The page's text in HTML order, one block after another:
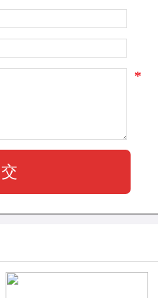
色彩。创始人MR.C是
家庭贫困的他从小就
偶然的机会，他看到
一动为自己制作了一
确定自己的梦想之
上自己做的皮鞋。于
了他们每一家作坊的
成归国后在中国成立
*